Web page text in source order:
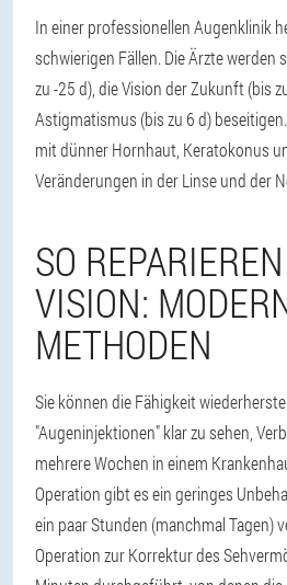
In einer professionellen Augenklinik
schwierigen Fällen. Die Ärzte werden
zu -25 d), die Vision der Zukunft (bis
Astigmatismus (bis zu 6 d)
mit dünner Hornhaut, Keratokonus
Veränderungen in der Linse und der
SO
VISION:
METHODEN
Sie können die Fähigkeit
"Augeninjektionen" klar zu sehen,
mehrere Wochen in einem
Operation gibt es ein geringes
ein paar Stunden (manchmal Tagen)
Operation zur Korrektur des